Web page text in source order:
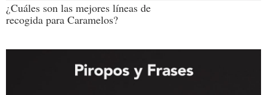
¿Cuáles son las mejores líneas de
recogida para Caramelos?